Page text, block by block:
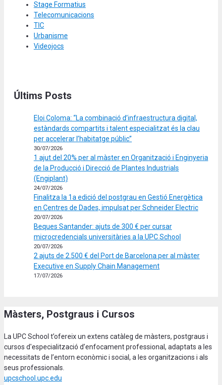
Stage Formatius
Telecomunicacions
TIC
Urbanisme
Videojocs
Últims Posts
Eloi Coloma: “La combinació d’infraestructura digital,
estàndards compartits i talent especialitzat és la clau
per accelerar l’habitatge públic”
30/07/2026
1 ajut del 20% per al màster en Organització i Enginyeria
de la Producció i Direcció de Plantes Industrials
(Engiplant)
24/07/2026
Finalitza la 1a edició del postgrau en Gestió Energètica
en Centres de Dades, impulsat per Schneider Electric
20/07/2026
Beques Santander: ajuts de 300 € per cursar
microcredencials universitàries a la UPC School
20/07/2026
2 ajuts de 2.500 € del Port de Barcelona per al màster
Executive en Supply Chain Management
17/07/2026
Màsters, Postgraus i Cursos
La UPC School t’ofereix un extens catàleg de màsters, postgraus i
cursos d'especialització d’enfocament professional, adaptats a les
necessitats de l’entorn econòmic i social, a les organitzacions i als
seus professionals.
upcschool.upc.edu